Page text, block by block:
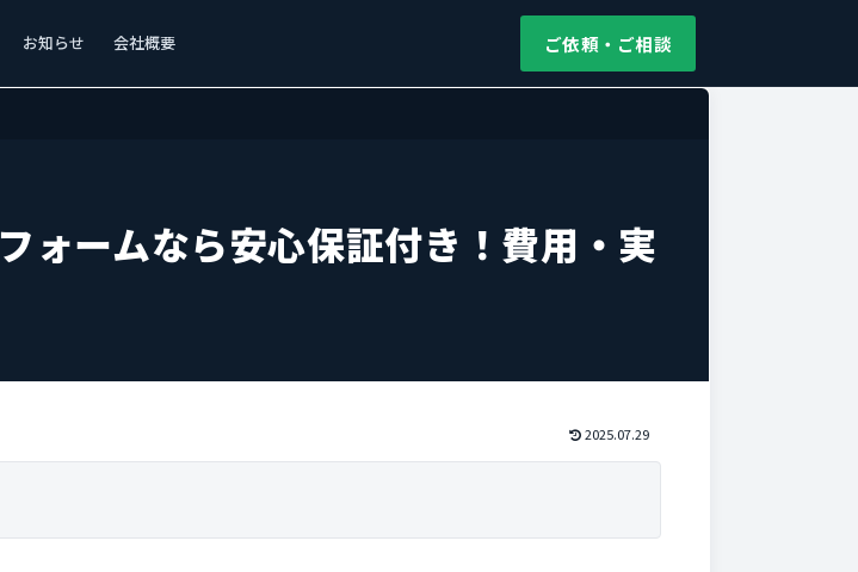
ご依頼・ご相談
お知らせ 会社概要
ォームなら安心保証付き！費用・実
2025.07.29